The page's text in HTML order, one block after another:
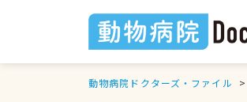
動物病院ドクターズ・ファイル